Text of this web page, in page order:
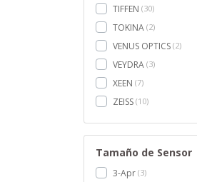
TIFFEN 30
TOKINA 2
VENUS OPTICS 2
VEYDRA 3
XEEN 7
ZEISS 10
Tamaño de Sensor
3-Apr 3